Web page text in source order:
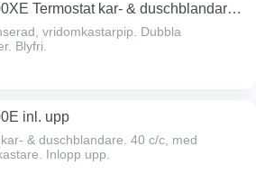
Termostat kar- & duschblandare
vridomkastarpip. Dubbla
Blyfri.
inl. upp
& duschblandare. 40 c/c, med
Inlopp upp.